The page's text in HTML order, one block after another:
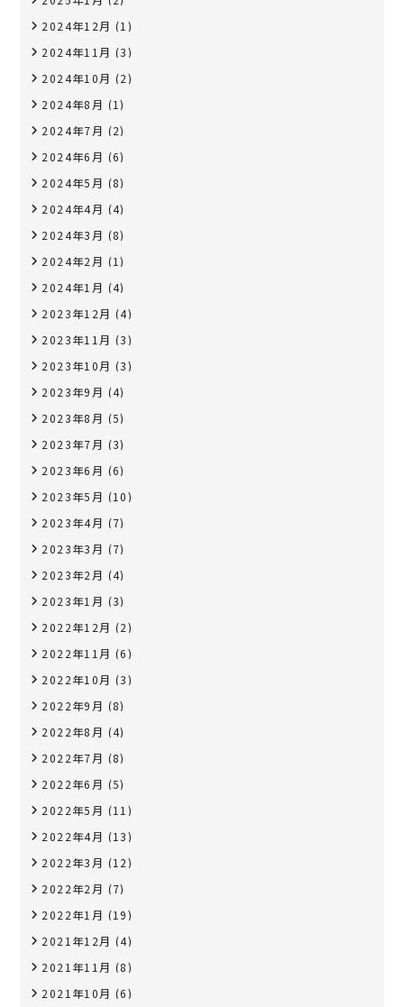
2024年12月 (1)
2024年11月 (3)
2024年10月 (2)
2024年8月 (1)
2024年7月 (2)
2024年6月 (6)
2024年5月 (8)
2024年4月 (4)
2024年3月 (8)
2024年2月 (1)
2024年1月 (4)
2023年12月 (4)
2023年11月 (3)
2023年10月 (3)
2023年9月 (4)
2023年8月 (5)
2023年7月 (3)
2023年6月 (6)
2023年5月 (10)
2023年4月 (7)
2023年3月 (7)
2023年2月 (4)
2023年1月 (3)
2022年12月 (2)
2022年11月 (6)
2022年10月 (3)
2022年9月 (8)
2022年8月 (4)
2022年7月 (8)
2022年6月 (5)
2022年5月 (11)
2022年4月 (13)
2022年3月 (12)
2022年2月 (7)
2022年1月 (19)
2021年12月 (4)
2021年11月 (8)
2021年10月 (6)